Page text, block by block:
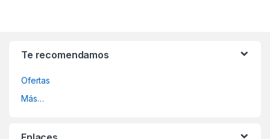
Te recomendamos
Ofertas
Más…